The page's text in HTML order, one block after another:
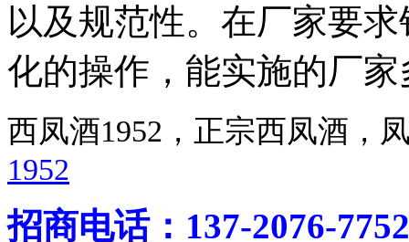
以及规范性。在厂家要
化的操作，能实施的厂
西凤酒1952，正宗西凤酒
1952
招商电话：137-2076-7752